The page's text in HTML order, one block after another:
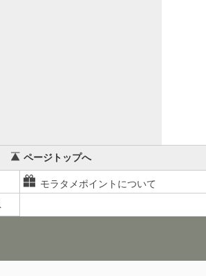
ページトップへ
モラタメポイントについて